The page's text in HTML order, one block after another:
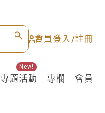
會員登入/註冊
專題活動
New!
專欄 會員